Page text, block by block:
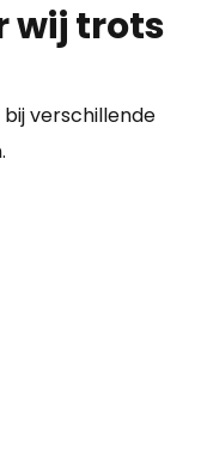
wij trots
verschillende